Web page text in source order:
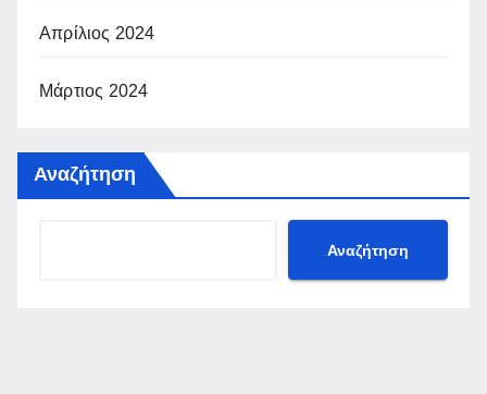
Απρίλιος 2024
Μάρτιος 2024
Αναζήτηση
Αναζήτηση